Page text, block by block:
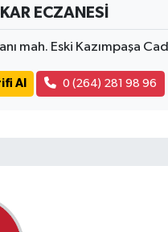
ECZANESİ
mah. Eski Kazımpaşa
Al 0 (264) 281 98 96